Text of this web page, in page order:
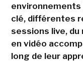
clé, différentes
sessions live,
en vidéo
long de leur